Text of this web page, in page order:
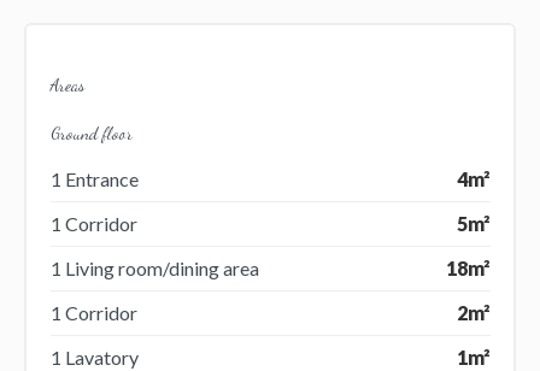
Areas
Ground floor
1 Entrance
4m²
1 Corridor
5m²
1 Living room/dining area
18m²
1 Corridor
2m²
1 Lavatory
1m²